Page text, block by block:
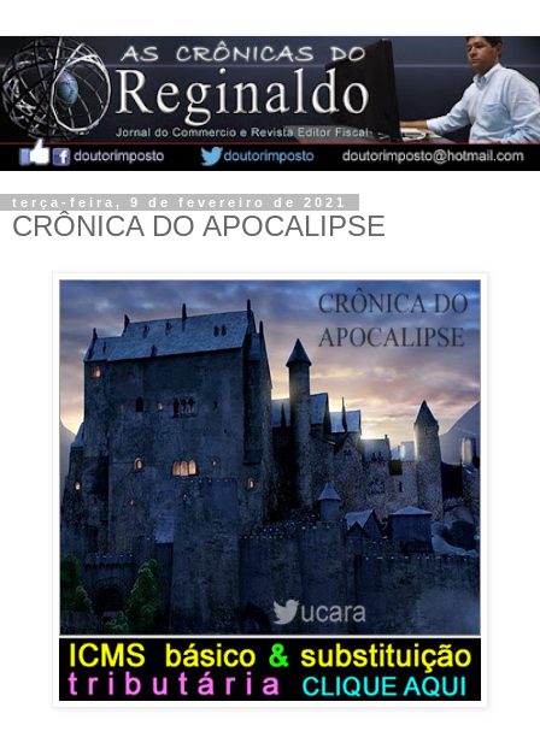
terça-feira, 9 de fevereiro de 2021
CRÔNICA DO APOCALIPSE